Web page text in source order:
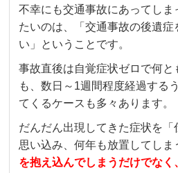
不幸にも交通事故にあってしま
たいのは、「交通事故の後遺
い」ということです。
事故直後は自覚症状ゼロで何と
も、数日～1週間程度経過する
てくるケースも多々あります。
だんだん出現してきた症状を「
思い込み、何年も放置してしま
を抱え込んでしまうだけでなく